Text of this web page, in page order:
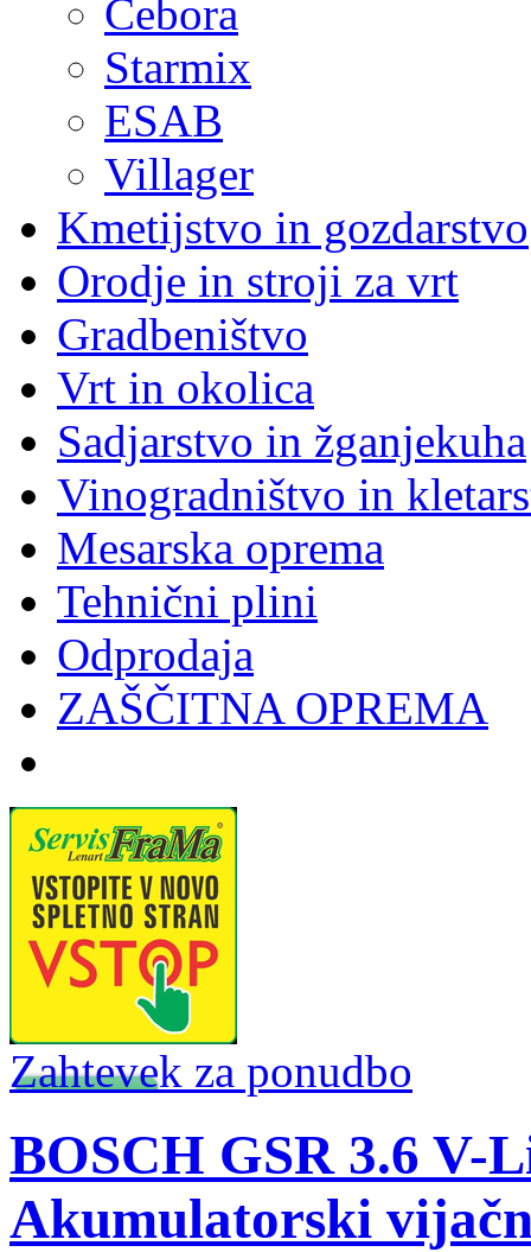
Cebora
Starmix
ESAB
Villager
Kmetijstvo in gozdarstvo
Orodje in stroji za vrt
Gradbeništvo
Vrt in okolica
Sadjarstvo in žganjekuha
Vinogradništvo in
Mesarska oprema
Tehnični plini
Odprodaja
ZAŠČITNA OPREMA
Zahtevek za ponudbo
BOSCH GSR 3.6 V-
Akumulatorski